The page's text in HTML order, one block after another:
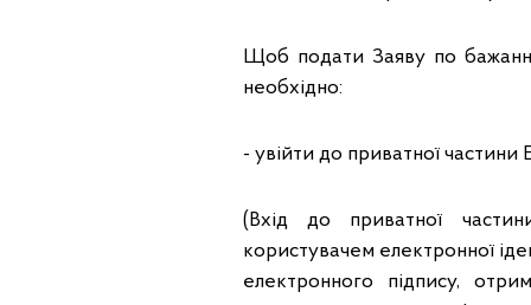
Щоб подати Заяву по
необхідно:
- увійти до приватної частини
(Вхід до приватної
користувачем електронної
електронного підпису,